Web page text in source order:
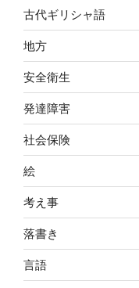
古代ギリシャ語
地方
安全衛生
発達障害
社会保険
絵
考え事
落書き
言語